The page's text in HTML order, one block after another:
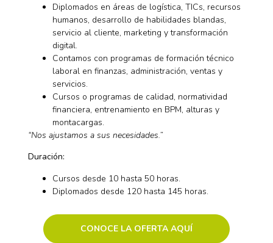
Diplomados en áreas de logística, TICs, recursos
humanos, desarrollo de habilidades blandas,
servicio al cliente, marketing y transformación
digital.
Contamos con programas de formación técnico
laboral en finanzas, administración, ventas y
servicios.
Cursos o programas de calidad, normatividad
financiera, entrenamiento en BPM, alturas y
montacargas.
“Nos ajustamos a sus necesidades.”
Duración:
Cursos desde 10 hasta 50 horas.
Diplomados desde 120 hasta 145 horas.
CONOCE LA OFERTA AQUÍ